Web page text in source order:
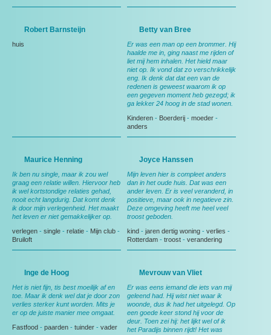
Robert Barnsteijn
huis
Betty van Bree
Er was een man op een brommer. Hij
haalde me in, ging naast me rijden of
liet mij hem inhalen. Het hield maar
niet op. Ik vond dat zo verschrikkelijk
eng. Ik denk dat dat een van de
redenen is geweest waarom ik op
een gegeven moment heb gezegd; ik
ga lekker 24 hoog in de stad wonen.
Kinderen - Boerderij - moeder -
anders
Maurice Henning
Ik ben nu single, maar ik zou wel
graag een relatie willen. Hiervoor heb
ik wel kortstondige relaties gehad,
nooit echt langdurig. Dat komt denk
ik door mijn verlegenheid. Het maakt
het leven er niet gemakkelijker op.
verlegen - single - relatie - Mijn club -
Bruiloft
Joyce Hanssen
Mijn leven hier is compleet anders
dan in het oude huis. Dat was een
ander leven. Er is veel veranderd, in
positieve, maar ook in negatieve zin.
Deze omgeving heeft me heel veel
troost geboden.
kind - jaren dertig woning - verlies -
Rotterdam - troost - verandering
Inge de Hoog
Het is niet fijn, tis best moeilijk af en
toe. Maar ik denk wel dat je door zon
verlies sterker kunt worden. Mits je
er op de juiste manier mee omgaat.
Fastfood - paarden - tuinder - vader
Mevrouw van Vliet
Er was eens iemand die iets van mij
geleend had. Hij wist niet waar ik
woonde, dus ik had het uitgelegd. Op
een goede keer stond hij voor de
deur. Toen zei hij: het lijkt wel of ik
het Paradijs binnen rijdt! Het was